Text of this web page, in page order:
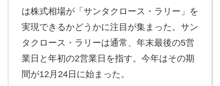
は株式相場が「サンタクロース・ラリー」を
実現できるかどうかに注目が集まった。サン
タクロース・ラリーは通常、年末最後の5営
業日と年初の2営業日を指す。今年はその期
間が12月24日に始まった。